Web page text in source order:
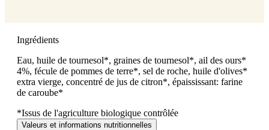
Ingrédients
Eau, huile de tournesol*, graines de tournesol*, ail des ours*
4%, fécule de pommes de terre*, sel de roche, huile d'olives*
extra vierge, concentré de jus de citron*, épaississant: farine
de caroube*
*Issus de l'agriculture biologique contrôlée
Valeurs et informations nutritionnelles